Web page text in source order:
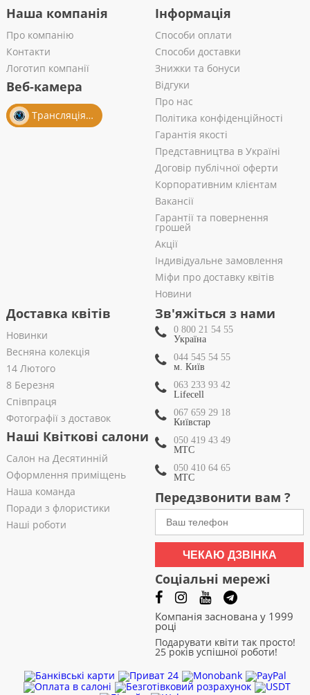
Наша компанія
Про компанію
Контакти
Логотип компанії
Веб-камера
Трансляція із салону
Інформація
Способи оплати
Способи доставки
Знижки та бонуси
Відгуки
Про нас
Політика конфіденційності
Гарантія якості
Представництва в Україні
Договір публічної оферти
Корпоративним клієнтам
Вакансії
Гарантії та повернення
грошей
Акції
Індивідуальне замовлення
Міфи про доставку квітів
Новини
Доставка квітів
Новинки
Весняна колекція
14 Лютого
8 Березня
Співпраця
Фотографії з доставок
Наші Квіткові салони
Салон на Десятинній
Оформлення приміщень
Наша команда
Поради з флористики
Наші роботи
Зв'яжіться з нами
0 800 21 54 55
Україна
044 545 54 55
м. Київ
063 233 93 42
Lifecell
067 659 29 18
Київстар
050 419 43 49
МТС
050 410 64 65
МТС
Передзвонити вам ?
ЧЕКАЮ ДЗВІНКА
Соціальні мережі
Компанія заснована у 1999
році
Подарувати квіти так просто!
25 років успішної роботи!